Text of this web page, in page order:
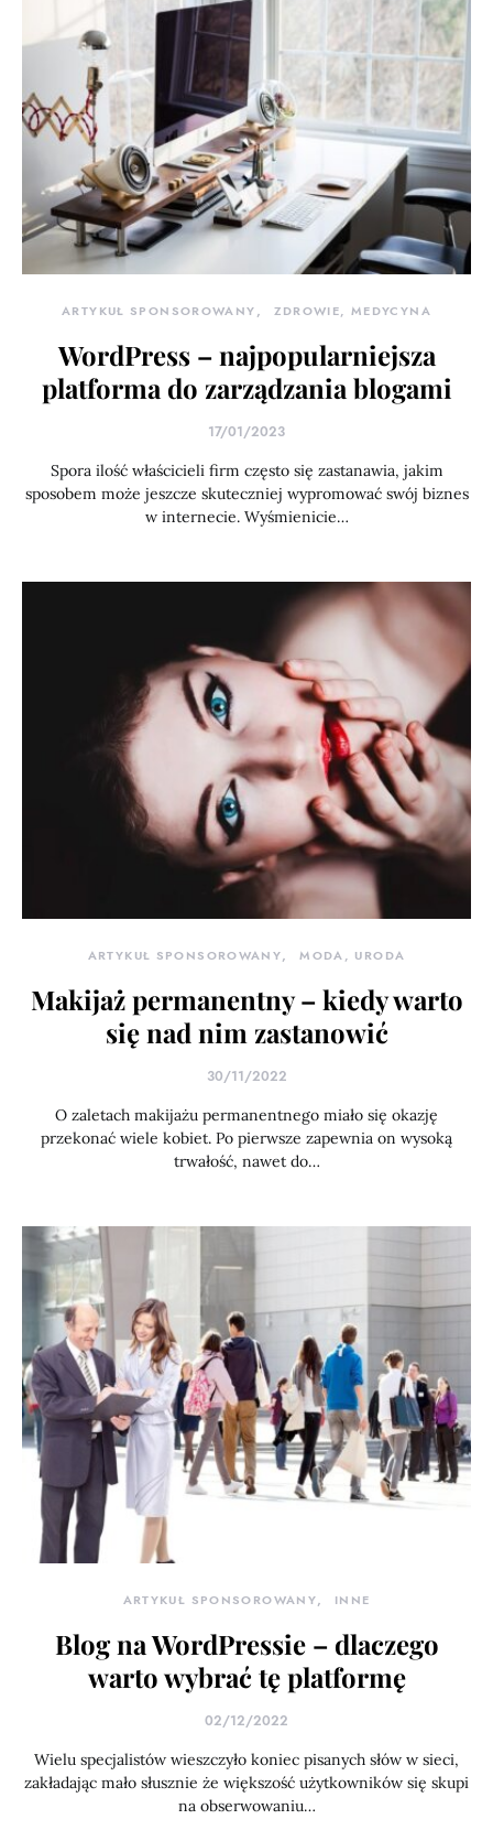
ARTYKUŁ SPONSOROWANY ZDROWIE, MEDYCYNA
WordPress – najpopularniejsza
platforma do zarządzania blogami
17/01/2023
Spora ilość właścicieli firm często się zastanawia, jakim
sposobem może jeszcze skuteczniej wypromować swój biznes
w internecie. Wyśmienicie…
ARTYKUŁ SPONSOROWANY MODA, URODA
Makijaż permanentny – kiedy warto
się nad nim zastanowić
30/11/2022
O zaletach makijażu permanentnego miało się okazję
przekonać wiele kobiet. Po pierwsze zapewnia on wysoką
trwałość, nawet do…
ARTYKUŁ SPONSOROWANY INNE
Blog na WordPressie – dlaczego
warto wybrać tę platformę
02/12/2022
Wielu specjalistów wieszczyło koniec pisanych słów w sieci,
zakładając mało słusznie że większość użytkowników się skupi
na obserwowaniu…